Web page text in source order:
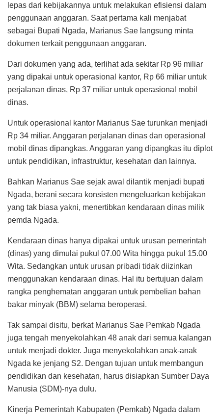
lepas dari kebijakannya untuk melakukan efisiensi dalam
penggunaan anggaran. Saat pertama kali menjabat
sebagai Bupati Ngada, Marianus Sae langsung minta
dokumen terkait penggunaan anggaran.
Dari dokumen yang ada, terlihat ada sekitar Rp 96 miliar
yang dipakai untuk operasional kantor, Rp 66 miliar untuk
perjalanan dinas, Rp 37 miliar untuk operasional mobil
dinas.
Untuk operasional kantor Marianus Sae turunkan menjadi
Rp 34 miliar. Anggaran perjalanan dinas dan operasional
mobil dinas dipangkas. Anggaran yang dipangkas itu diplot
untuk pendidikan, infrastruktur, kesehatan dan lainnya.
Bahkan Marianus Sae sejak awal dilantik menjadi bupati
Ngada, berani secara konsisten mengeluarkan kebijakan
yang tak biasa yakni, menertibkan kendaraan dinas milik
pemda Ngada.
Kendaraan dinas hanya dipakai untuk urusan pemerintah
(dinas) yang dimulai pukul 07.00 Wita hingga pukul 15.00
Wita. Sedangkan untuk urusan pribadi tidak diizinkan
menggunakan kendaraan dinas. Hal itu bertujuan dalam
rangka penghematan anggaran untuk pembelian bahan
bakar minyak (BBM) selama beroperasi.
Tak sampai disitu, berkat Marianus Sae Pemkab Ngada
juga tengah menyekolahkan 48 anak dari semua kalangan
untuk menjadi dokter. Juga menyekolahkan anak-anak
Ngada ke jenjang S2. Dengan tujuan untuk membangun
pendidikan dan kesehatan, harus disiapkan Sumber Daya
Manusia (SDM)-nya dulu.
Kinerja Pemerintah Kabupaten (Pemkab) Ngada dalam